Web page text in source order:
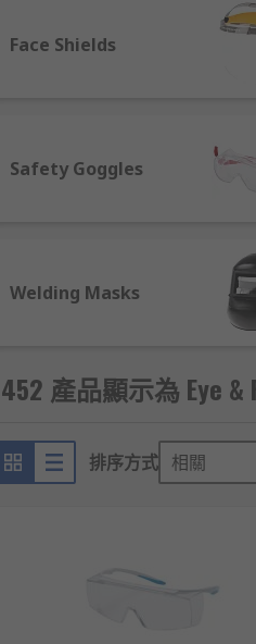
important safety gear for
mining, manufacturing and
the legal requirements for
Our range
eye and face
in the workplace
to wear
Face Shields
Safety Goggles
Welding Masks
產品顯示為 Eye
排序方式 相關